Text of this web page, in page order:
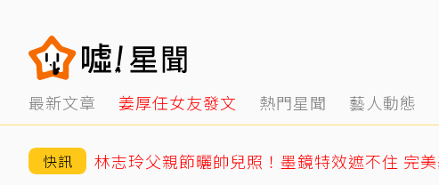
最新文章 姜厚任女友發文 熱門星聞 藝人動態
快訊